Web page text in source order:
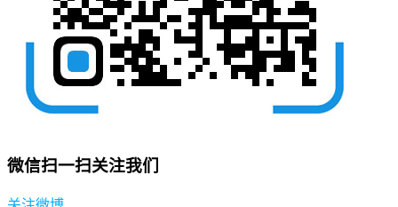
微信扫一扫关注我们